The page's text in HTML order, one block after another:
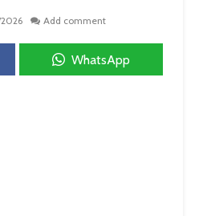
Add comment
WhatsApp